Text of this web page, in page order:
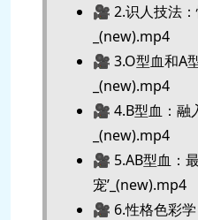
🎥 2.识人技法
_(new).mp4
🎥 3.O型血和A
_(new).mp4
🎥 4.B型血：融
_(new).mp4
🎥 5.AB型血：
宠’_(new).mp4
🎥 6.性格色彩